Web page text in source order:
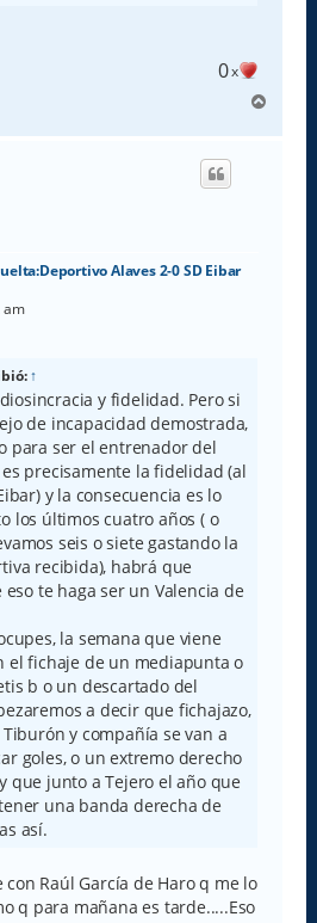
0x
r
Alaves 2-0 SD Eibar
am
↑
y fidelidad. Pero si
de incapacidad demostrada,
para ser el entrenador del
precisamente la fidelidad (al
y la consecuencia es lo
los últimos cuatro años ( o
seis o siete gastando la
recibida), habrá que
te haga ser un Valencia de
la semana que viene
el fichaje de un mediapunta o
b o un descartado del
a decir que fichajazo,
y compañía se van a
goles, o un extremo derecho
que junto a Tejero el año que
una banda derecha de
así.
con Raúl García de Haro q me lo
q para mañana es tarde.....Eso